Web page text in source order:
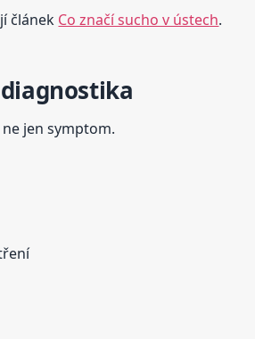
článek Co značí sucho v ústech.
jen symptom.